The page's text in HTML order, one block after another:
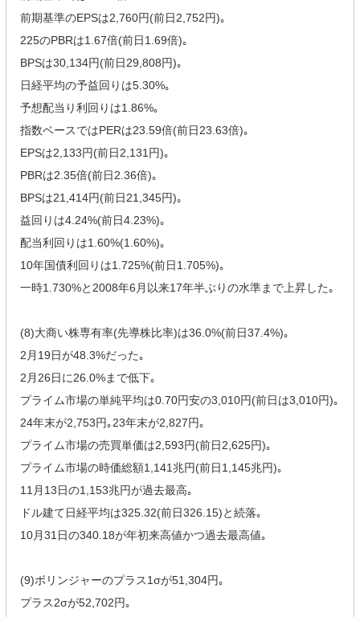
前期基準のEPSは2,760円(前日2,752円)｡
225のPBRは1.67倍(前日1.69倍)｡
BPSは30,134円(前日29,808円)｡
日経平均の予益回りは5.30%｡
予想配当り利回りは1.86%｡
指数ベースではPERは23.59倍(前日23.63倍)｡
EPSは2,133円(前日2,131円)｡
PBRは2.35倍(前日2.36倍)｡
BPSは21,414円(前日21,345円)｡
益回りは4.24%(前日4.23%)｡
配当利回りは1.60%(1.60%)｡
10年国債利回りは1.725%(前日1.705%)｡
一時1.730%と2008年6月以来17年半ぶりの水準まで上昇した｡
(8)大商い株専有率(先導株比率)は36.0%(前日37.4%)｡
2月19日が48.3%だった｡
2月26日に26.0%まで低下｡
プライム市場の単純平均は0.70円安の3,010円(前日は3,010円)｡
24年末が2,753円｡23年末が2,827円｡
プライム市場の売買単価は2,593円(前日2,625円)｡
プライム市場の時価総額1,141兆円(前日1,145兆円)｡
11月13日の1,153兆円が過去最高｡
ドル建て日経平均は325.32(前日326.15)と続落｡
10月31日の340.18が年初来高値かつ過去最高値｡
(9)ボリンジャーのプラス1σが51,304円｡
プラス2σが52,702円｡